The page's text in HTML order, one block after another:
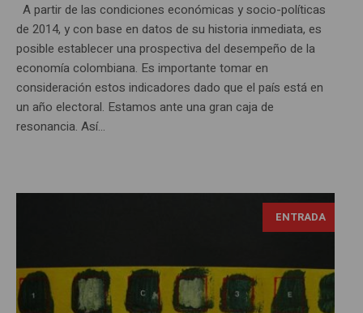
A partir de las condiciones económicas y socio-políticas
de 2014, y con base en datos de su historia inmediata, es
posible establecer una prospectiva del desempeño de la
economía colombiana. Es importante tomar en
consideración estos indicadores dado que el país está en
un año electoral. Estamos ante una gran caja de
resonancia. Así...
ENTRADA